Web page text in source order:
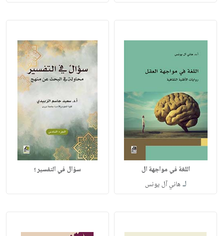
اللغة في مواجهة ال
لـ هاني آل يونس
سؤال في التفسير ؛